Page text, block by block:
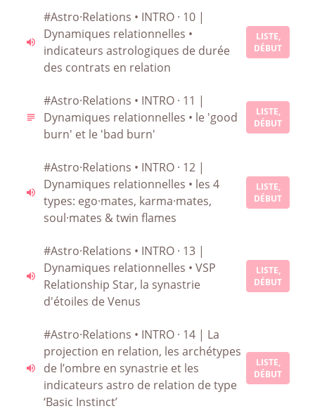
#Astro·Relations • INTRO · 10 |
Dynamiques relationnelles •
indicateurs astrologiques de durée
des contrats en relation
LISTE,
DÉBUT
#Astro·Relations • INTRO · 11 |
Dynamiques relationnelles • le 'good
burn' et le 'bad burn'
LISTE,
DÉBUT
#Astro·Relations • INTRO · 12 |
Dynamiques relationnelles • les 4
types: ego·mates, karma·mates,
soul·mates & twin flames
LISTE,
DÉBUT
#Astro·Relations • INTRO · 13 |
Dynamiques relationnelles • VSP
Relationship Star, la synastrie
d'étoiles de Venus
LISTE,
DÉBUT
#Astro·Relations • INTRO · 14 | La
projection en relation, les archétypes
de l’ombre en synastrie et les
indicateurs astro de relation de type
‘Basic Instinct’
LISTE,
DÉBUT